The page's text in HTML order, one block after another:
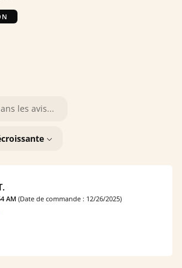
AM(Date de commande : 12/26/2025)